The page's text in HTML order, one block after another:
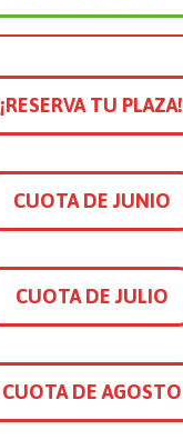
¡RESERVA TU PLAZA!
CUOTA DE JUNIO
CUOTA DE JULIO
CUOTA DE AGOSTO